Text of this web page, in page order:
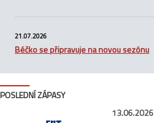
21.07.2026
Béčko se připravuje na novou sezónu
POSLEDNÍ ZÁPASY
13.06.2026